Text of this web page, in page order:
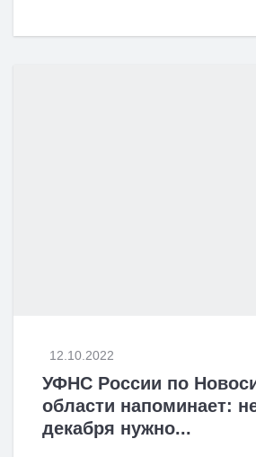
12.10.2022
УФНС России по
области напоминает:
декабря нужно...